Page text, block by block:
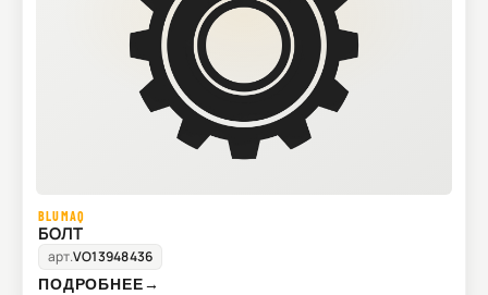
BLUMAQ
БОЛТ
арт.VO13948436
ПОДРОБНЕЕ→